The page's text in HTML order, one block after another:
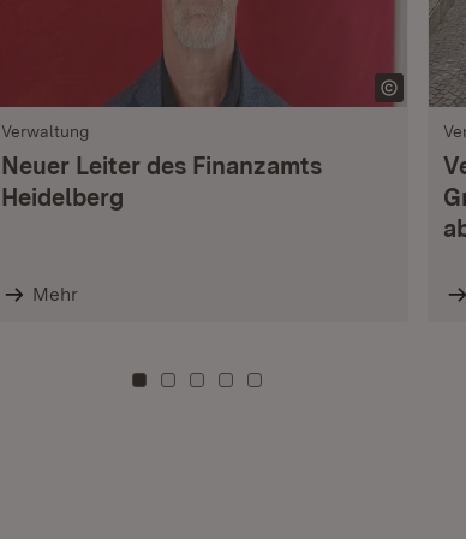
Verwaltung
Neuer Leiter des Finanzamts
Heidelberg
Mehr
Zu Kachel: 0
Zu Kachel: 3
Zu Kachel: 6
Zu Kachel: 9
Zu Kachel: 12